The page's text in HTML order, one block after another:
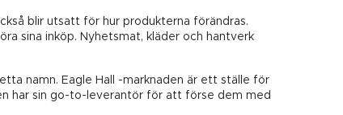
blir utsatt för hur produkterna förändras.
sina inköp. Nyhetsmat, kläder och hantverk
namn. Eagle Hall -marknaden är ett ställe för
har sin go-to-leverantör för att förse dem med